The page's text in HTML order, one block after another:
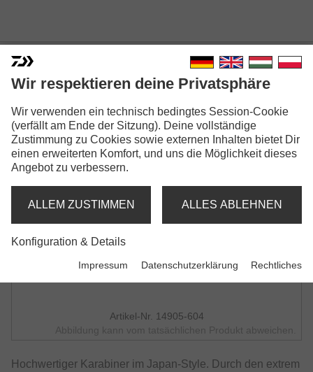
EGG SNAP
KUNSTKÖDERKARABINER
Artikel-Nr. 14905-604
Abbildung kann vom tatsächlichen Produkt abweichen.
Hochwertiger Karabiner im Japan-Style. Durch den extrem
Wir respektieren deine Privatsphäre
Wir verwenden ein technisch bedingtes Session-Cookie
(verfällt am Ende der Sitzung). Deine vollständige
Zustimmung zu Cookies sowie externen Inhalten bietet Dir
einen erweiterten Komfort, und uns die Möglichkeit dieses
Angebot zu verbessern.
ALLEM ZUSTIMMEN ALLES ABLEHNEN
Konfiguration & Details
Impressum Datenschutzerklärung Rechtliches